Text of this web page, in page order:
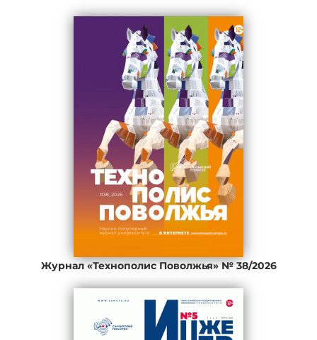
Журнал «Технополис Поволжья» № 38/2026